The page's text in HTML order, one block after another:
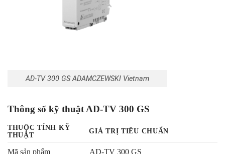
AD-TV 300 GS ADAMCZEWSKI Vietnam
Thông số kỹ thuật AD-TV 300 GS
THUỘC TÍNH KỸ
THUẬT
GIÁ TRỊ TIÊU CHUẨN
Mã sản phẩm AD-TV 300 GS